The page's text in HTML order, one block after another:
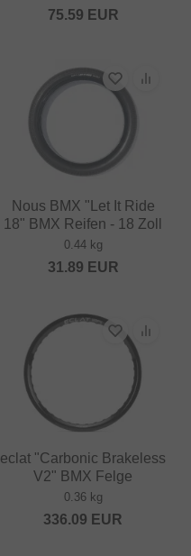
75.59 EUR
Nous BMX "Let It Ride
18" BMX Reifen - 18 Zoll
0.44 kg
31.89 EUR
eclat "Carbonic Brakeless
V2" BMX Felge
0.36 kg
336.09 EUR